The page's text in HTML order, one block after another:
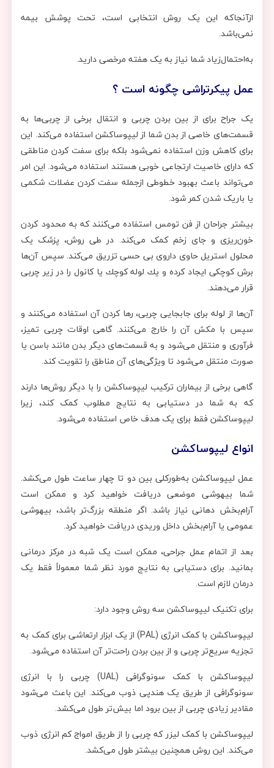
ازآنجاکه این یک روش انتخابی است، تحت پوشش بیمه
نمی‌باشد.
به‌احتمال‌زیاد شما نیاز به یک هفته مرخصی دارید.
عمل پیکرتراشی چگونه است ؟
یک جراح برای از بین بردن چربی و انتقال برخی از چربی‌ها به
قسمت‌های خاصی از بدن شما از لیپوساکشن استفاده می‌کند. این
برای کاهش وزن استفاده نمی‌شود بلکه برای سفت کردن مناطقی
که دارای خاصیت ارتجاعی خوبی هستند استفاده می‌شود. این امر
می‌تواند باعث بهبود خطوطی ازجمله سفت کردن عضلات شکمی
یا باریک شدن کمر شود.
بیشتر جراحان از فن تومس استفاده می‌کنند که به محدود کردن
خون‌ریزی و جای زخم کمک می‌کند. در طی روش، پزشک یک
محلول استریل حاوی داروی بی حسی تزریق می‌کند. سپس آن‌ها
برش كوچكی ایجاد كرده و یك لوله كوچك یا كانول را در زیر چربی
قرار می‌دهند.
آن‌ها از لوله برای جابجایی چربی، رها کردن آن استفاده می‌کنند و
سپس با مکش آن را خارج می‌کنند. گاهی اوقات چربی تمیز،
فرآوری و منتقل می‌شود و به قسمت‌های دیگر بدن مانند باسن یا
صورت منتقل می‌شود تا ویژگی‌های آن مناطق را تقویت کند.
گاهی برخی از بیماران ترکیب لیپوساکشن را با دیگر روش‌ها دارند
که به شما در دستیابی به نتایج مطلوب کمک کند، زیرا
لیپوساکشن فقط برای یک هدف خاص استفاده می‌شود.
انواع لیپوساکشن
عمل لیپوساکشن به‌طورکلی بین دو تا چهار ساعت طول می‌کشد.
شما بیهوشی موضعی دریافت خواهید کرد و ممکن است
آرام‌بخش دهانی نیاز باشد. اگر منطقه بزرگ‌تر باشد، بیهوشی
عمومی یا آرام‌بخش داخل وریدی دریافت خواهید کرد.
بعد از اتمام عمل جراحی، ممکن است یک شبه در مرکز درمانی
بمانید. برای دستیابی به نتایج مورد نظر شما معمولاً فقط یک
درمان لازم است.
برای تکنیک لیپوساکشن سه روش وجود دارد:
لیپوساکشن با کمک انرژی (PAL) از یک ابزار ارتعاشی برای کمک به
تجزیه سریع‌تر چربی و از بین بردن راحت‌تر آن استفاده می‌شود.
لیپوساکشن با کمک سونوگرافی (UAL) چربی را با انرژی
سونوگرافی از طریق یک هندپی ذوب می‌کند. این باعث می‌شود
مقادیر زیادی چربی از بین برود اما بیش‌تر طول می‌کشد.
لیپوساکشن با کمک لیزر که چربی را از طریق امواج کم انرژی ذوب
می‌کند. این روش همچنین بیشتر طول می‌کشد.